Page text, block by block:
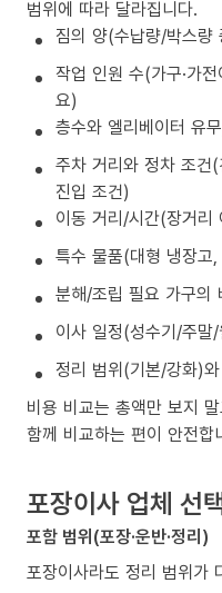
범위에 따라 달라집니다.
짐의 양(수납량/박스량
작업 인원 수(가구·가
요)
층수와 엘리베이터 유
주차 거리와 정차 조건
진입 조건)
이동 거리/시간(장거리
특수 물품(대형 냉장고
분해/조립 필요 가구의
이사 일정(성수기/주말
정리 범위(기본/강화)
비용 비교는 총액만 보지
함께 비교하는 편이 안전합
포장이사 업체 선
포함 범위(포장·운반·정리)
포장이사라도 정리 범위가